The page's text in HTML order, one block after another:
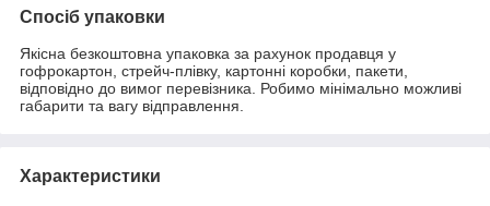
Спосіб упаковки
Якісна безкоштовна упаковка за рахунок продавця у
гофрокартон, стрейч-плівку, картонні коробки, пакети,
відповідно до вимог перевізника. Робимо мінімально можливі
габарити та вагу відправлення.
Характеристики